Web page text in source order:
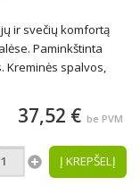
ir svečių komfortą
Paminkštinta
Kreminės spalvos,
37,52 € be PVM
Į KREPŠELĮ